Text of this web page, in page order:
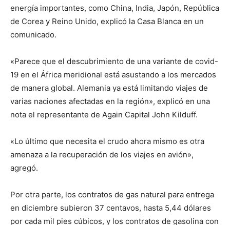
energía importantes, como China, India, Japón, República
de Corea y Reino Unido, explicó la Casa Blanca en un
comunicado.
«Parece que el descubrimiento de una variante de covid-
19 en el África meridional está asustando a los mercados
de manera global. Alemania ya está limitando viajes de
varias naciones afectadas en la región», explicó en una
nota el representante de Again Capital John Kilduff.
«Lo último que necesita el crudo ahora mismo es otra
amenaza a la recuperación de los viajes en avión»,
agregó.
Por otra parte, los contratos de gas natural para entrega
en diciembre subieron 37 centavos, hasta 5,44 dólares
por cada mil pies cúbicos, y los contratos de gasolina con